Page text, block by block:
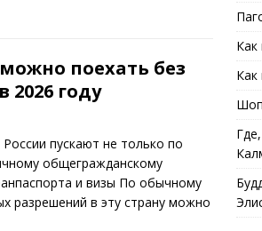
поехать без
2026 году
пускают не только по
общегражданскому
и визы По обычному
разрешений в эту страну можно
Как